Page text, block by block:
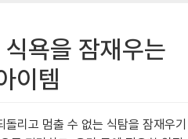
욕을 잠재우는
이템
리고 멈출 수 없는 식탐을 잠재우기